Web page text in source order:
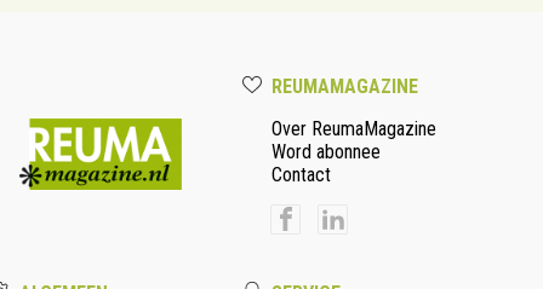
REUMAMAGAZINE
Over ReumaMagazine
Word abonnee
Contact